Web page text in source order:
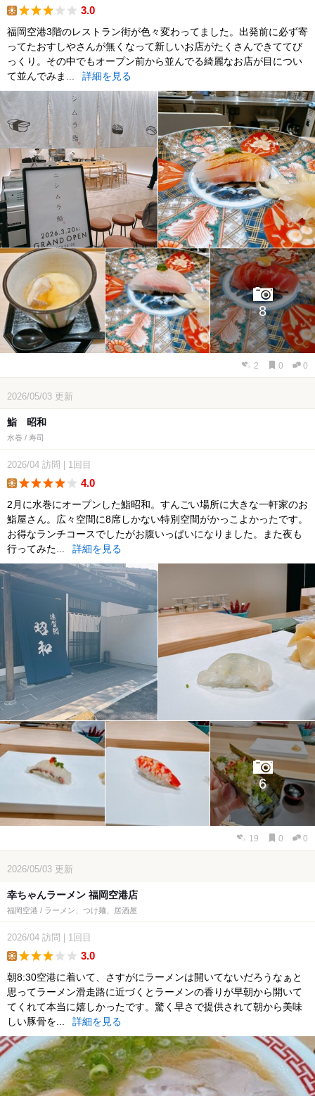
3.0
福岡空港3階のレストラン街が色々変わってました。出発前に必ず寄
ってたおすしやさんが無くなって新しいお店がたくさんできててび
っくり。その中でもオープン前から並んでる綺麗なお店が目につい
て並んでみま...
詳細を見る
8
2 0 0
2026/05/03 更新
鮨 昭和
水巻 / 寿司
2026/04 訪問 1回目
4.0
2月に水巻にオープンした鮨昭和。すんごい場所に大きな一軒家のお
鮨屋さん。広々空間に8席しかない特別空間がかっこよかったです。
お得なランチコースでしたがお腹いっぱいになりました。また夜も
行ってみた...
詳細を見る
6
19 0 0
2026/05/03 更新
幸ちゃんラーメン 福岡空港店
福岡空港 / ラーメン、つけ麺、居酒屋
2026/04 訪問 1回目
3.0
朝8:30空港に着いて、さすがにラーメンは開いてないだろうなぁと
思ってラーメン滑走路に近づくとラーメンの香りが早朝から開いて
てくれて本当に嬉しかったです。驚く早さで提供されて朝から美味
しい豚骨を...
詳細を見る